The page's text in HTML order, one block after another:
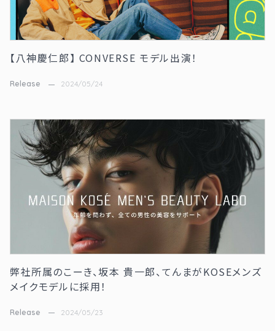
【八神慶仁郎】 CONVERSE モデル出演！
Release 2024/05/24
弊社所属のこーき、坂本 貴一郎、てんまがKOSEメンズ
メイクモデルに採用！
Release 2024/05/23